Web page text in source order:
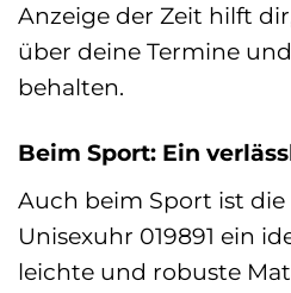
Anzeige der Zeit hilft
über deine Termine
behalten.
Beim Sport: Ein
Auch beim Sport ist die
Unisexuhr 019891 ein
leichte und robuste